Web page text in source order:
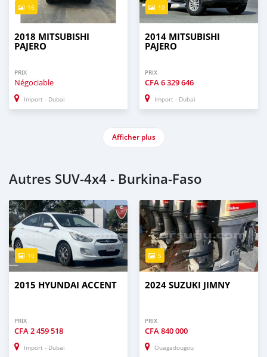
16
2018 MITSUBISHI
PAJERO
PRIX
Négociable
Import - Dubai
10
2014 MITSUBISHI
PAJERO
PRIX
CFA 6 329 646
Import - Dubai
Afficher plus
Autres SUV‒4x4 - Burkina-Faso
10
2015 HYUNDAI ACCENT
PRIX
CFA2 459 518
Import - Dubai
5
2024 SUZUKI JIMNY
PRIX
CFA840 000
Ouagadougou